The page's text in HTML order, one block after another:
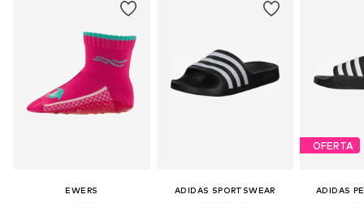
EWERS ADIDAS SPORTSWEAR
OFERTA
ADIDAS